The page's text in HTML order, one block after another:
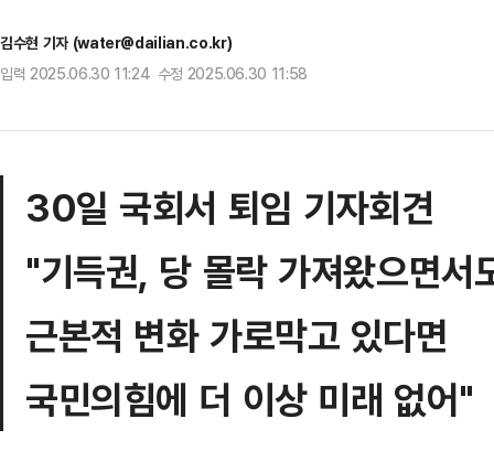
김수현 기자 (water@dailian.co.kr)
입력 2025.06.30 11:24 수정 2025.06.30 11:58
30일 국회서 퇴임 기자회견
"기득권, 당 몰락 가져왔으면서
근본적 변화 가로막고 있다면
국민의힘에 더 이상 미래 없어"